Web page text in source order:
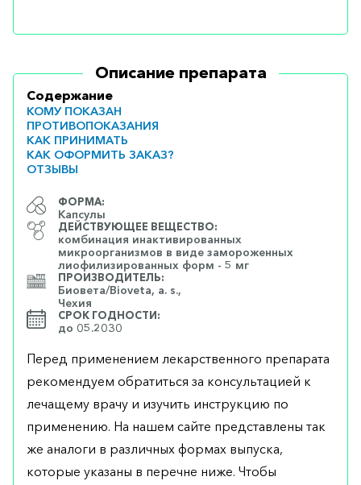
Описание препарата
Содержание
КОМУ ПОКАЗАН
ПРОТИВОПОКАЗАНИЯ
КАК ПРИНИМАТЬ
КАК ОФОРМИТЬ ЗАКАЗ?
ОТЗЫВЫ
ФОРМА:
Капсулы
ДЕЙСТВУЮЩЕЕ ВЕЩЕСТВО:
комбинация инактивированных
микроорганизмов в виде замороженных
лиофилизированных форм - 5 мг
ПРОИЗВОДИТЕЛЬ:
Биовета/Bioveta, a. s.,
Чехия
СРОК ГОДНОСТИ:
до 05.2030
Перед применением лекарственного препарата
рекомендуем обратиться за консультацией к
лечащему врачу и изучить инструкцию по
применению. На нашем сайте представлены так
же аналоги в различных формах выпуска,
которые указаны в перечне ниже. Чтобы